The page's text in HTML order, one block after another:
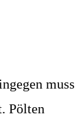
muss
Pölten